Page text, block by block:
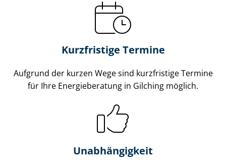
Kurzfristige Termine
Aufgrund der kurzen Wege sind kurzfristige Termine
für Ihre Energieberatung in Gilching möglich.
Unabhängigkeit